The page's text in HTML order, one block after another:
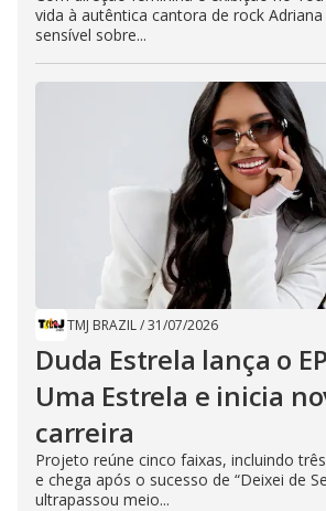
vida à autêntica cantora de rock
sensível sobre...
TMJ BRAZIL/31/07/2026
Duda Estrela lança o
Uma Estrela e inicia
carreira
Projeto reúne cinco faixas, incluindo
e chega após o sucesso de “Deixei de
ultrapassou meio...